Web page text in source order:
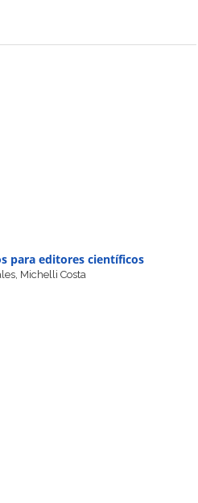
para editores científicos
Michelli Costa